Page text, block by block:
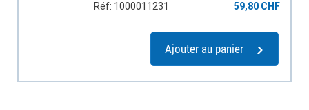
Réf: 1000011231 59,80 CHF
Ajouter au panier